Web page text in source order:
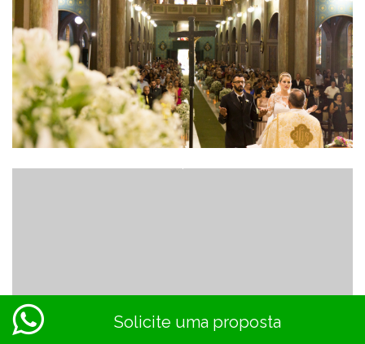
Solicite uma proposta